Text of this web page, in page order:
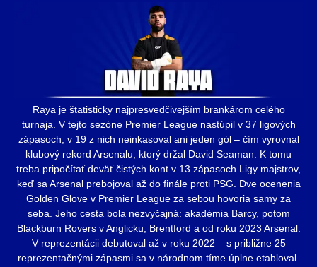
Raya je štatisticky najpresvedčivejším brankárom celého
turnaja. V tejto sezóne Premier League nastúpil v 37 ligových
zápasoch, v 19 z nich neinkasoval ani jeden gól – čím vyrovnal
klubový rekord Arsenalu, ktorý držal David Seaman. K tomu
treba pripočítať deväť čistých kont v 13 zápasoch Ligy majstrov,
keď sa Arsenal prebojoval až do finále proti PSG. Dve ocenenia
Golden Glove v Premier League za sebou hovoria samy za
seba. Jeho cesta bola nezvyčajná: akadémia Barcy, potom
Blackburn Rovers v Anglicku, Brentford a od roku 2023 Arsenal.
V reprezentácii debutoval až v roku 2022 – s približne 25
reprezentačnými zápasmi sa v národnom tíme úplne etabloval.